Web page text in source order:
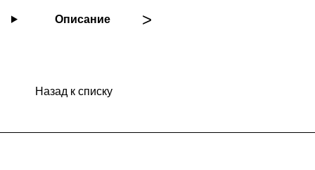
Описание
Назад к списку